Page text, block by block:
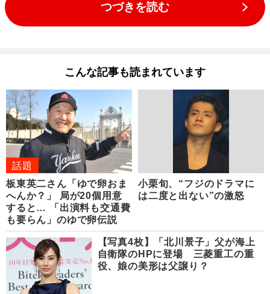
つづきを読む
こんな記事も読まれています
話題
板東英二さん「ゆで卵おま
へんか？」 局が20個用意
すると… 「出演料も交通費
も要らん」のゆで卵伝説
小栗旬、“フジのドラマに
は二度と出ない”の激怒
【写真4枚】「北川景子」父が海上
自衛隊のHPに登場 三菱重工の重
役、娘の美形は父譲り？